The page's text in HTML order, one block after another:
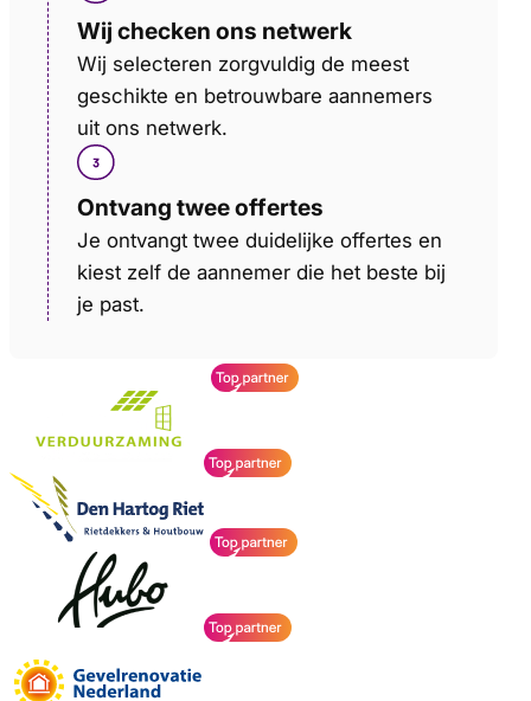
Wij checken ons netwerk
Wij selecteren zorgvuldig de meest
geschikte en betrouwbare aannemers
uit ons netwerk.
Ontvang twee offertes
Je ontvangt twee duidelijke offertes en
kiest zelf de aannemer die het beste bij
je past.